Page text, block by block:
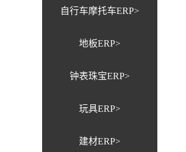
自行车摩托车ERP>
地板ERP>
钟表珠宝ERP>
玩具ERP>
建材ERP>